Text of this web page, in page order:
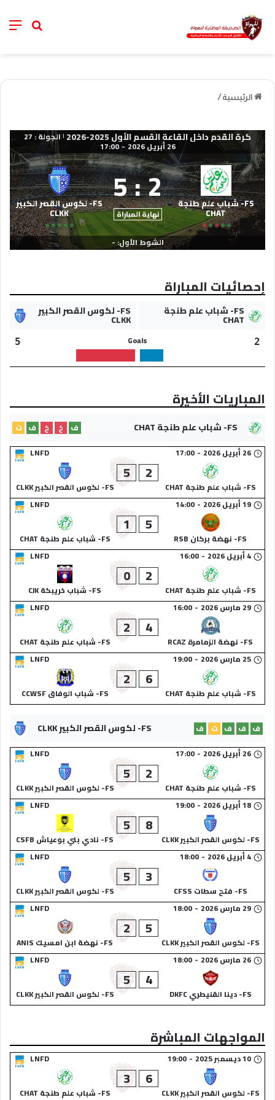
خانة
الرئيسية /
كرة القدم داخل القاعة القسم الأول 2025-2026 | الجولة : 27
26 أبريل 2026 -
17:00
FS- شباب علم طنجة
CHAT
2
:
5
نهاية المباراة
FS- لكوس القصر الكبير
CLKK
الشوط الأول: -
إحصائيات المباراة
FS- شباب علم طنجة
CHAT
FS- لكوس القصر الكبير
CLKK
2
Goals
5
المباريات الأخيرة
FS- شباب علم طنجة CHAT ف خ خ ف ت
LNFD
26 أبريل 2026 -
17:00
FS- شباب علم طنجة CHAT
2
5
FS- لكوس القصر الكبير CLKK
LNFD
19 أبريل 2026 -
14:00
FS- نهضة بركان RSB
5
1
FS- شباب علم طنجة CHAT
LNFD
4 أبريل 2026 -
16:00
FS- شباب علم طنجة CHAT
2
0
FS- شباب خريبكة CJK
LNFD
29 مارس 2026 -
16:00
FS- نهضة الزمامرة RCAZ
4
2
FS- شباب علم طنجة CHAT
LNFD
25 مارس 2026 -
19:00
FS- شباب علم طنجة CHAT
6
2
FS- شباب الوفاق CCWSF
FS- لكوس القصر الكبير CLKK ف ف ف ت
ف
LNFD
26 أبريل 2026 -
17:00
FS- شباب علم طنجة CHAT
2
5
FS- لكوس القصر الكبير CLKK
LNFD
18 أبريل 2026 -
19:00
FS- لكوس القصر الكبير CLKK
8
5
FS- نادي بني بوعياش CSFB
LNFD
4 أبريل 2026 -
18:00
FS- فتح سطات CFSS
3
5
FS- لكوس القصر الكبير CLKK
LNFD
29 مارس 2026 -
18:00
FS- لكوس القصر الكبير CLKK
5
2
FS- نهضة ابن امسيك ANIS
LNFD
26 مارس 2026 -
18:00
FS- دينا القنيطري DKFC
4
5
FS- لكوس القصر الكبير CLKK
المواجهات المباشرة
LNFD 10 ديسمبر 2025 -
19:00
FS- لكوس القصر الكبير CLKK
6
3
FS- شباب علم طنجة CHAT